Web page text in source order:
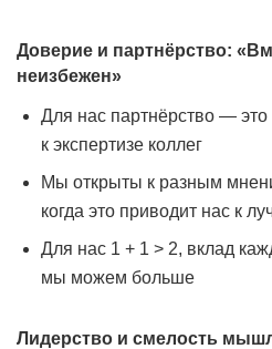
Доверие и партнёрство:
неизбежен»
Для нас партнёрство — это
к экспертизе коллег
Мы открыты к разным
когда это приводит нас к
Для нас 1 + 1 > 2, вклад
мы можем больше
Лидерство и смелость